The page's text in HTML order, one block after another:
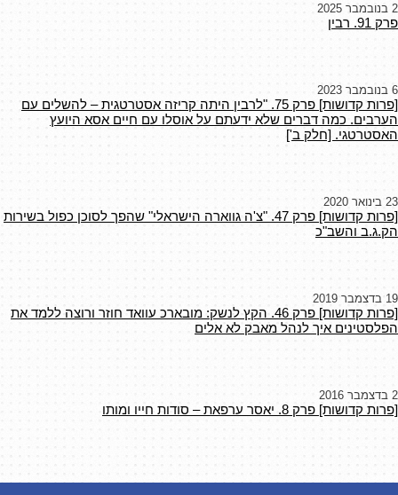
2 בנובמבר 2025
פרק 91. רבין
6 בנובמבר 2023
[פרות קדושות] פרק 75. "לרבין היתה קריזה אסטרטגית – להשלים עם
הערבים. כמה דברים שלא ידעתם על אוסלו עם חיים אסא היועץ
האסטרטגי. [חלק ב']
23 בינואר 2020
[פרות קדושות] פרק 47. "צ'ה גווארה הישראלי" שהפך לסוכן כפול בשירות
הק.ג.ב והשב"כ
19 בדצמבר 2019
[פרות קדושות] פרק 46. הקץ לנשק: מובארכ עוואד חוזר ורוצה ללמד את
הפלסטינים איך לנהל מאבק לא אלים
2 בדצמבר 2016
[פרות קדושות] פרק 8. יאסר ערפאת – סודות חייו ומותו